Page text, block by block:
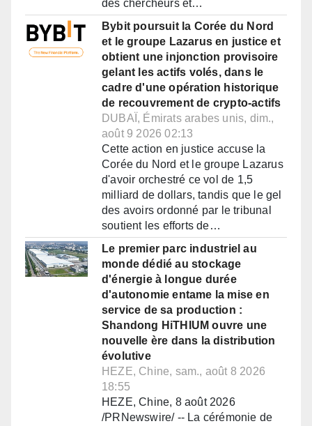
des chercheurs et…
Bybit poursuit la Corée du Nord
et le groupe Lazarus en justice et
obtient une injonction provisoire
gelant les actifs volés, dans le
cadre d'une opération historique
de recouvrement de crypto-actifs
DUBAÏ, Émirats arabes unis, dim.,
août 9 2026 02:13
Cette action en justice accuse la
Corée du Nord et le groupe Lazarus
d'avoir orchestré ce vol de 1,5
milliard de dollars, tandis que le gel
des avoirs ordonné par le tribunal
soutient les efforts de…
Le premier parc industriel au
monde dédié au stockage
d'énergie à longue durée
d'autonomie entame la mise en
service de sa production :
Shandong HiTHIUM ouvre une
nouvelle ère dans la distribution
évolutive
HEZE, Chine, sam., août 8 2026
18:55
HEZE, Chine, 8 août 2026
/PRNewswire/ -- La cérémonie de